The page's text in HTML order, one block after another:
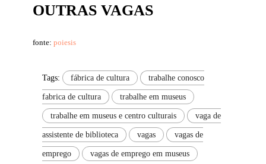
OUTRAS VAGAS
fonte: poiesis
Tags: fábrica de cultura trabalhe conosco
fabrica de cultura trabalhe em museus
trabalhe em museus e centro culturais vaga de
assistente de biblioteca vagas vagas de
emprego vagas de emprego em museus